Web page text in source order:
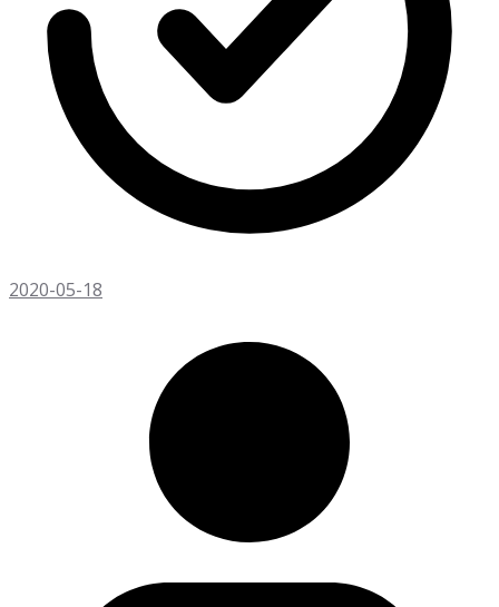
2020-05-18